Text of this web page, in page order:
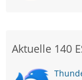
Aktuelle 140